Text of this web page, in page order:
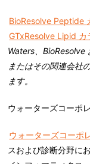
BioResolve Peptide
GTxResolve Lipid カ
Waters 、BioResolve
またはその関連会社
ます。
ウォーターズコーポ
ウォーターズコーポ
スおよび診断分野に